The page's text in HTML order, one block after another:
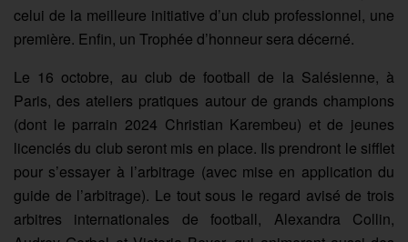
celui de la meilleure initiative d’un club professionnel, une
première. Enfin, un Trophée d’honneur sera décerné.
Le 16 octobre, au club de football de la Salésienne, à
Paris, des ateliers pratiques autour de grands champions
(dont le parrain 2024 Christian Karembeu) et de jeunes
licenciés du club seront mis en place. Ils prendront le sifflet
pour s’essayer à l’arbitrage (avec mise en application du
guide de l’arbitrage). Le tout sous le regard avisé de trois
arbitres internationales de football, Alexandra Collin,